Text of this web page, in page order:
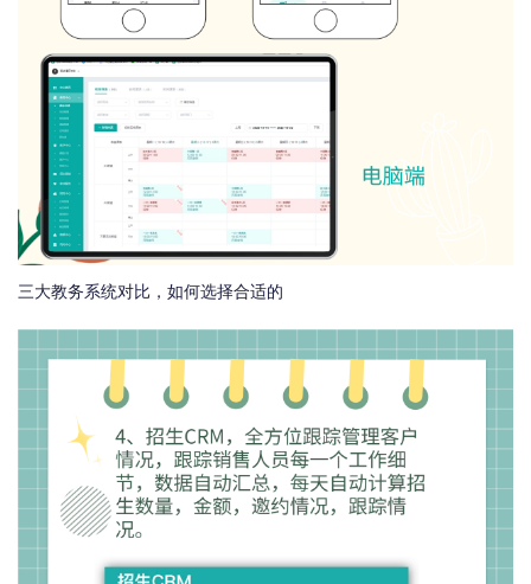
三大教务系统对比，如何选择合适的